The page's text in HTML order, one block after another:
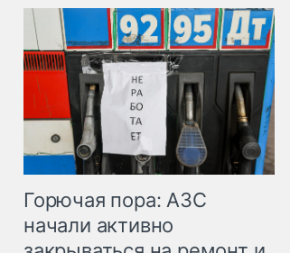
Горючая пора: АЗС
начали активно